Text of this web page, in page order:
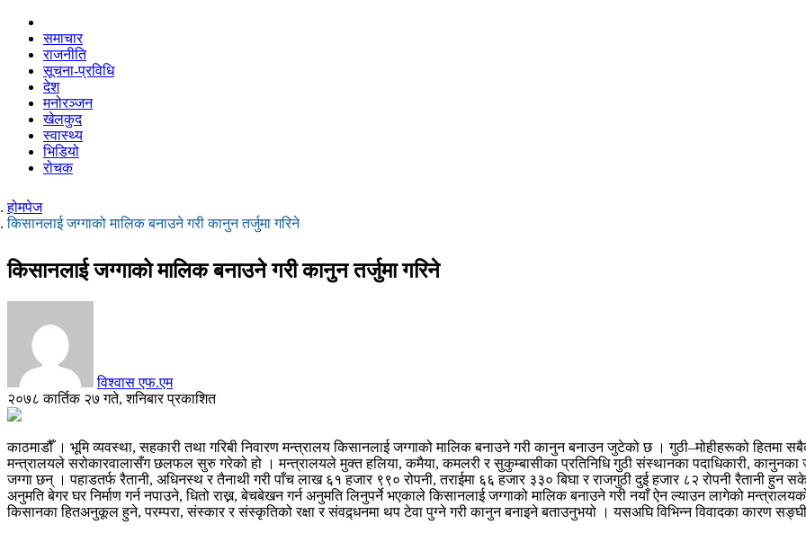
समाचार
राजनीति
सूचना-प्रविधि
देश
मनोरञ्जन
खेलकुद
स्वास्थ्य
भिडियो
रोचक
होमपेज
किसानलाई जग्गाको मालिक बनाउने गरी कानुन तर्जुमा गरिने
किसानलाई जग्गाको मालिक बनाउने गरी कानुन तर्जुमा गरिने
विश्वास एफ.एम
२०७८ कार्तिक २७ गते, शनिबार प्रकाशित
काठमाडौँ । भूमि व्यवस्था, सहकारी तथा गरिबी निवारण मन्त्रालय किसानलाई जग्गाको मालिक बनाउने गरी कानुन बनाउन जुटेको छ । गुठी–मोहीहरूको हितमा
मन्त्रालयले सरोकारवालासँग छलफल सुरु गरेको हो । मन्त्रालयले मुक्त हलिया, कमैया, कमलरी र सुकुम्बासीका प्रतिनिधि गुठी संस्थानका पदाधिकारी,
जग्गा छन् । पहाडतर्फ रैतानी, अधिनस्थ र तैनाथी गरी पाँच लाख ६१ हजार ९९० रोपनी, तराईमा ६६ हजार ३३० बिघा र राजगुठी दुई हजार ८२ रोपनी रैतानी हुन
अनुमति बेगर घर निर्माण गर्न नपाउने, धितो राख्न, बेचबेखन गर्न अनुमति लिनुपर्ने भएकाले किसानलाई जग्गाको मालिक बनाउने गरी नयाँ ऐन ल्याउन लागेको
किसानका हितअनुकूल हुने, परम्परा, संस्कार र संस्कृतिको रक्षा र संवद्र्धनमा थप टेवा पुग्ने गरी कानुन बनाइने बताउनुभयो । यसअघि विभिन्न विवादका कारण